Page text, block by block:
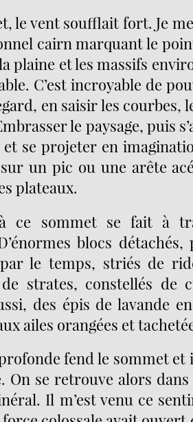
le vent soufflait fort. Je
cairn marquant le
la plaine et les massifs
C’est incroyable de
en saisir les courbes,
le paysage, puis
se projeter en
un pic ou une arête
plateaux.
à ce sommet se fait à
blocs détachés,
le temps, striés de
strates, constellés de
des épis de lavande
ailes orangées et
fend le sommet et
On se retrouve alors
Il m’est venu ce